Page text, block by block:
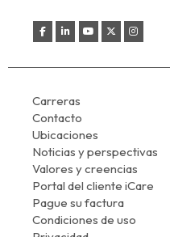
Carreras
Contacto
Ubicaciones
Noticias y perspectivas
Valores y creencias
Portal del cliente iCare
Pague su factura
Condiciones de uso